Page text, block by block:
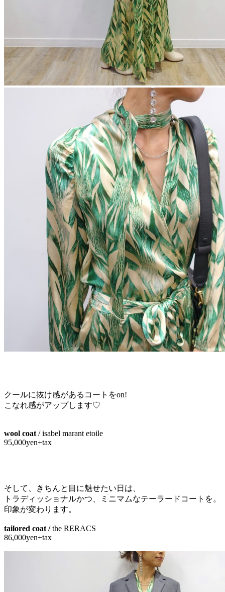
クールに抜け感があるコートをon!
こなれ感がアップします♡
wool coat / isabel marant etoile
95,000yen+tax
そして、きちんと目に魅せたい日は、
トラディッショナルかつ、ミニマムなテーラードコートを。
印象が変わります。
tailored coat /the RERACS
86,000yen+tax